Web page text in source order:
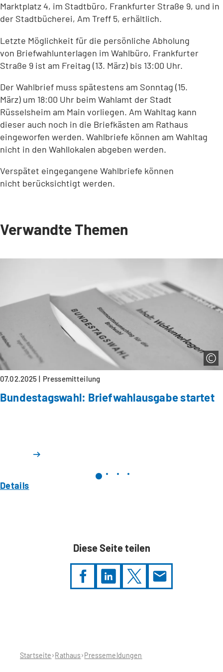
Marktplatz 4, im Stadtbüro, Frankfurter Straße 9, und in
der Stadtbücherei, Am Treff 5, erhältlich.
Letzte Möglichkeit für die persönliche Abholung
von Briefwahlunterlagen im Wahlbüro, Frankfurter
Straße 9 ist am Freitag (13. März) bis 13:00 Uhr.
Der Wahlbrief muss spätestens am Sonntag (15.
März) um 18:00 Uhr beim Wahlamt der Stadt
Rüsselsheim am Main vorliegen. Am Wahltag kann
dieser auch noch in die Briefkästen am Rathaus
eingeworfen werden. Wahlbriefe können am Wahltag
nicht in den Wahllokalen abgeben werden.
Verspätet eingegangene Wahlbriefe können
nicht berücksichtigt werden.
Verwandte Themen
07.02.2025 Pressemitteilung
Bundestagswahl: Briefwahlausgabe startet
Details
Diese Seite teilen
hier:Startseite Rathaus Pressemeldungen